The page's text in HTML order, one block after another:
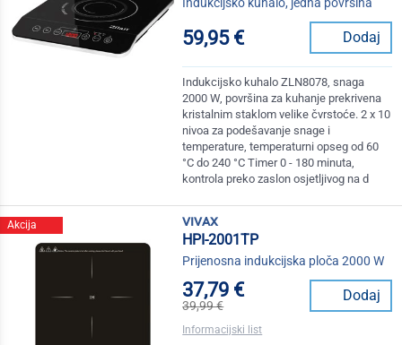
Indukcijsko kuhalo, jedna površina
59,95 € Dodaj
Indukcijsko kuhalo ZLN8078, snaga
2000 W, površina za kuhanje prekrivena
kristalnim staklom velike čvrstoće. 2 x 10
nivoa za podešavanje snage i
temperature, temperaturni opseg od 60
°C do 240 °C Timer 0 - 180 minuta,
kontrola preko zaslon osjetljivog na d
Akcija
vivax
HPI-2001TP
Prijenosna indukcijska ploča 2000 W
37,79 €
39,99 €
Dodaj
Informacijski list